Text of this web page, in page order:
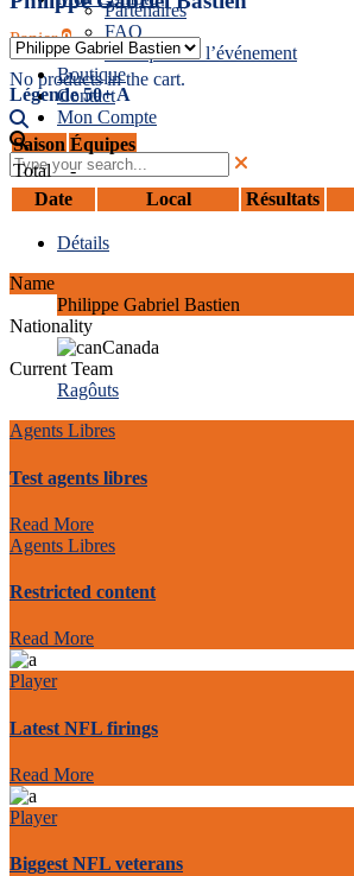
Panier 0
No products in the cart.
Partenaires
FAQ
Politiques de l’événement
Boutique
Contact
Mon Compte
Légende 50+ A
Saison Équipes
Total
-
Date
Local Résultats
Détails
Name
Philippe Gabriel Bastien
Nationality
Canada
Current Team
Ragôuts
Agents Libres
Test agents libres
Read More
Agents Libres
Restricted content
Read More
Player
Latest NFL firings
Read More
Player
Biggest NFL veterans